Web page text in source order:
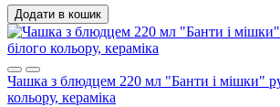
Додати в кошик
Чашка з блюдцем 220 мл "Банти і мішки"
кольору, кераміка